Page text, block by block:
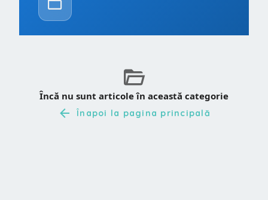
Încă nu sunt articole în această categorie
Înapoi la pagina principală